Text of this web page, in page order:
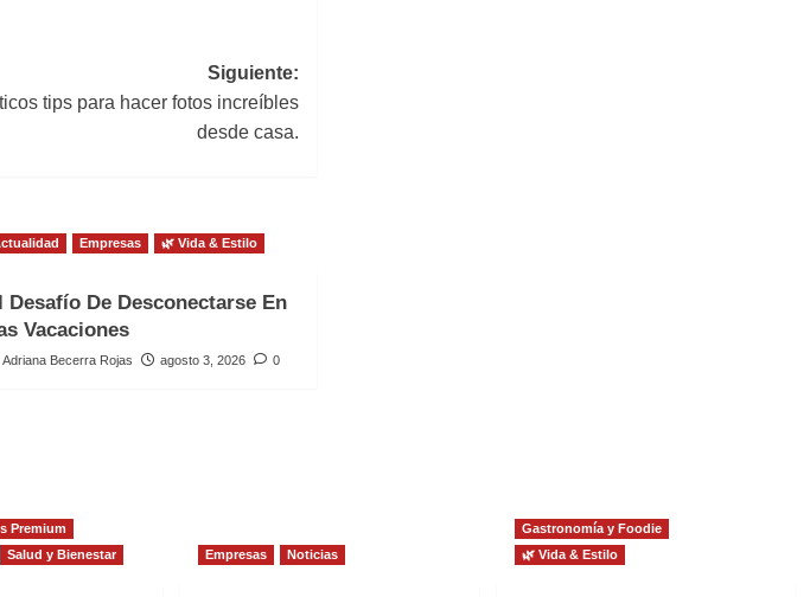
Siguiente:
tips para hacer fotos increíbles
desde casa.
Empresas 🌿 Vida & Estilo
Desafío De Desconectarse En
Vacaciones
Adriana Becerra Rojas agosto 3, 2026 0
Premium
Salud y Bienestar Empresas Noticias
Gastronomía y Foodie
🌿 Vida & Estilo